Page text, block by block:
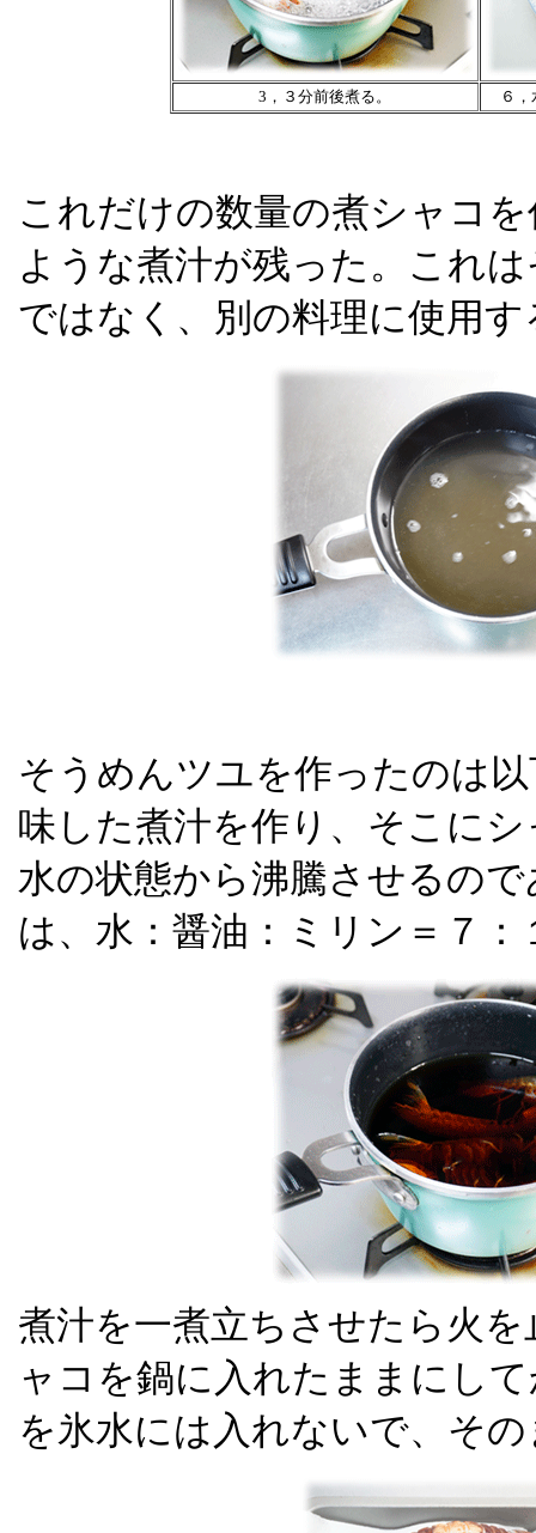
3，３分前後煮る。 ６
これだけの数量の煮シャコ
ような煮汁が残った。これ
ではなく、別の料理に使用
そうめんツユを作ったのは
味した煮汁を作り、そこに
水の状態から沸騰させるの
は、水：醤油：ミリン＝７
煮汁を一煮立ちさせたら火
ャコを鍋に入れたままにし
を氷水には入れないで、そ